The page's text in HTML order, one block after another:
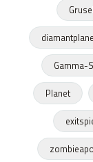
Gamma-
Planet